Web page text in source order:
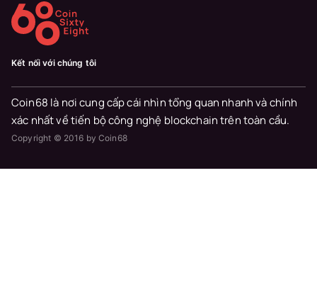
Kết nối với chúng tôi
Coin68 là nơi cung cấp cái nhìn tổng quan nhanh và chính
xác nhất về tiến bộ công nghệ blockchain trên toàn cầu.
Copyright © 2016 by Coin68